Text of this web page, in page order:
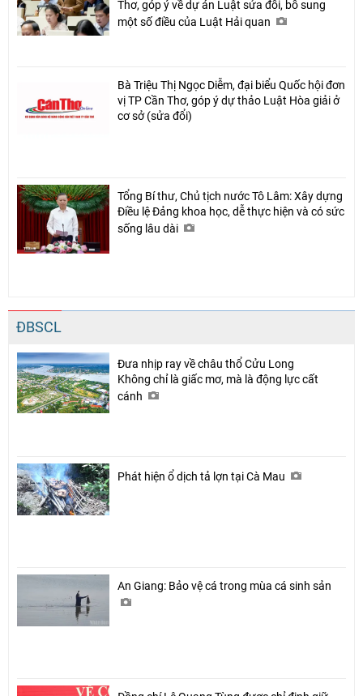
Thơ, góp ý về dự án Luật sửa đổi, bổ sung
một số điều của Luật Hải quan
Bà Triệu Thị Ngọc Diễm, đại biểu Quốc hội đơn
vị TP Cần Thơ, góp ý dự thảo Luật Hòa giải ở
cơ sở (sửa đổi)
Tổng Bí thư, Chủ tịch nước Tô Lâm: Xây dựng
Điều lệ Đảng khoa học, dễ thực hiện và có sức
sống lâu dài
ĐBSCL
Đưa nhịp ray về châu thổ Cửu Long
Không chỉ là giấc mơ, mà là động lực cất
cánh
Phát hiện ổ dịch tả lợn tại Cà Mau
An Giang: Bảo vệ cá trong mùa cá sinh sản